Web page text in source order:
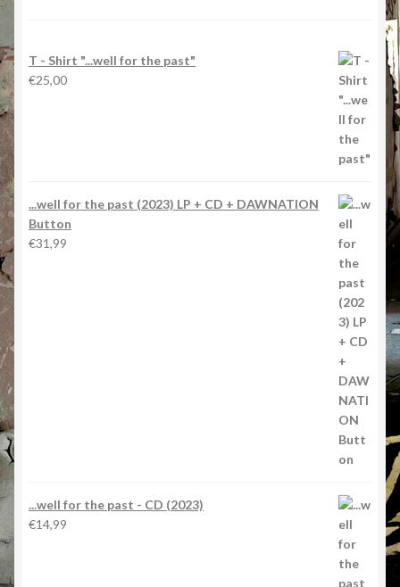
T - Shirt "...well for the past"
€25,00
...well for the past (2023) LP + CD + DAWNATION
Button
€31,99
...well for the past - CD (2023)
€14,99